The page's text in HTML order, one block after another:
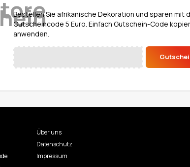
Bestellen Sie afrikanische Dekoration und sparen mit
Gutscheincode 5 Euro. Einfach Gutschein-Code
anwenden.
Über uns
Datenschutz
Impressum